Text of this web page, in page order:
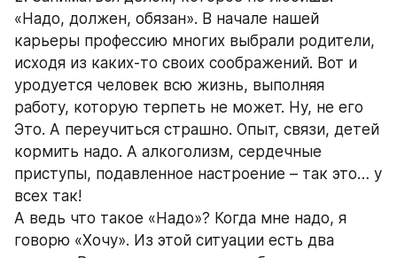
«Надо, должен, обязан». В начале нашей
карьеры профессию многих выбрали родители,
исходя из каких-то своих соображений. Вот и
уродуется человек всю жизнь, выполняя
работу, которую терпеть не может. Ну, не его
Это. А переучиться страшно. Опыт, связи, детей
кормить надо. А алкоголизм, сердечные
приступы, подавленное настроение – так это… у
всех так!
А ведь что такое «Надо»? Когда мне надо, я
говорю «Хочу». Из этой ситуации есть два